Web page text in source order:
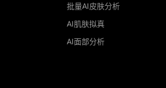
批量AI皮肤分析
AI肌肤拟真
AI面部分析